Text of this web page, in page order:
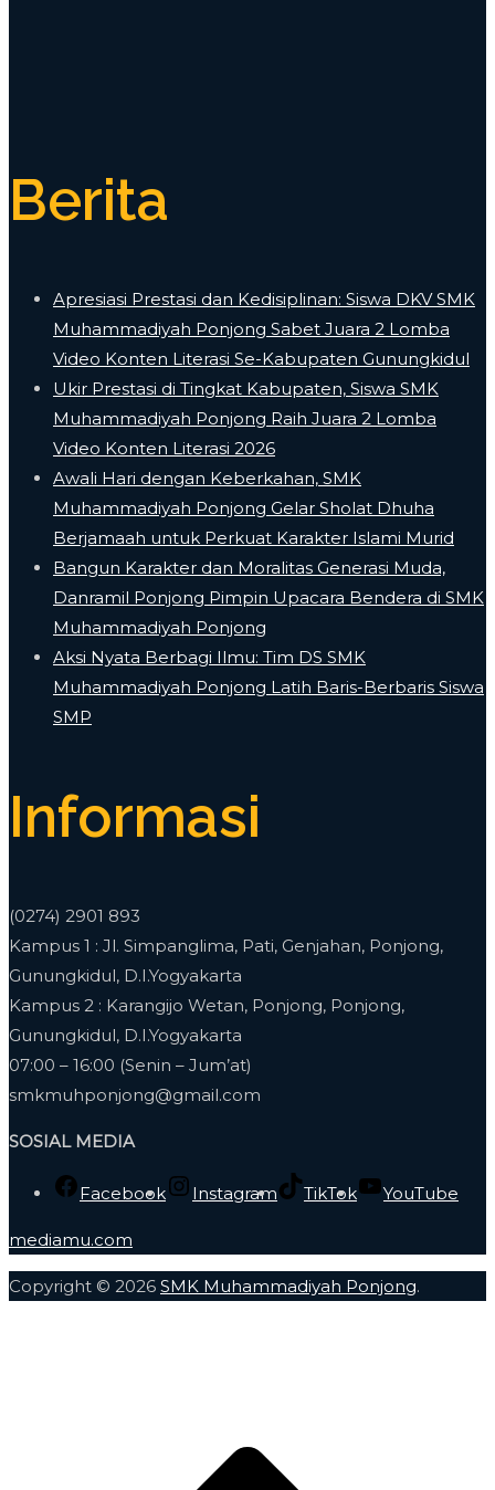
Berita
Apresiasi Prestasi dan Kedisiplinan: Siswa DKV SMK
Muhammadiyah Ponjong Sabet Juara 2 Lomba
Video Konten Literasi Se-Kabupaten Gunungkidul
Ukir Prestasi di Tingkat Kabupaten, Siswa SMK
Muhammadiyah Ponjong Raih Juara 2 Lomba
Video Konten Literasi 2026
Awali Hari dengan Keberkahan, SMK
Muhammadiyah Ponjong Gelar Sholat Dhuha
Berjamaah untuk Perkuat Karakter Islami Murid
Bangun Karakter dan Moralitas Generasi Muda,
Danramil Ponjong Pimpin Upacara Bendera di SMK
Muhammadiyah Ponjong
​Aksi Nyata Berbagi Ilmu: Tim DS SMK
Muhammadiyah Ponjong Latih Baris-Berbaris Siswa
SMP
Informasi
(0274) 2901 893
Kampus 1 : Jl. Simpanglima, Pati, Genjahan, Ponjong,
Gunungkidul, D.I.Yogyakarta
Kampus 2 : Karangijo Wetan, Ponjong, Ponjong,
Gunungkidul, D.I.Yogyakarta
07:00 – 16:00 (Senin – Jum’at)
smkmuhponjong@gmail.com
SOSIAL MEDIA
Facebook Instagram TikTok YouTube
mediamu.com
Copyright © 2026 SMK Muhammadiyah Ponjong.